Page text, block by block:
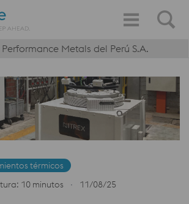
Metals del Perú S.A.
térmicos
10 minutos
∙ 11/08/25